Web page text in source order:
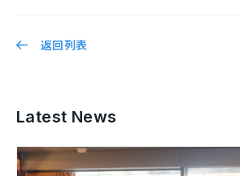
返回列表
Latest News